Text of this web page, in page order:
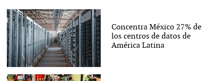
Concentra México 27% de
los centros de datos de
América Latina